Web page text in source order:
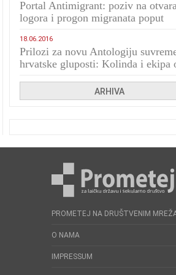
Portal Antimigrant: poziv na
logora i progon migranata poput
18.06.2016
Prilozi za novu Antologiju
hrvatske gluposti: Kolinda i ekipa
ARHIVA
PROMETEJ NA DRUŠTVENIM
O NAMA
IMPRESSUM